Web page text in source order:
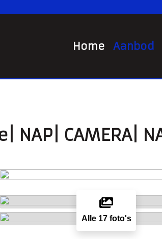
Home Aanbod
CAMERA|
Alle 17 foto's